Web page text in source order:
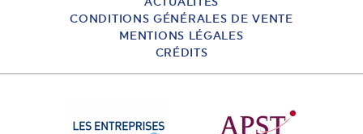
CONDITIONS GÉNÉRALES DE VENTE
MENTIONS LÉGALES
CRÉDITS